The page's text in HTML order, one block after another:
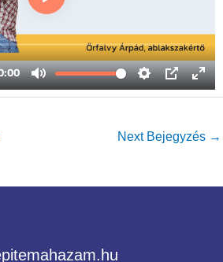
Next Bejegyzés →